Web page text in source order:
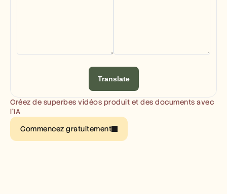
Créez de superbes vidéos produit et des documents avec
l’IA
Commencez gratuitement
Translate
Carrières
Réserver une démonstration
Commencer l'essai gratuit